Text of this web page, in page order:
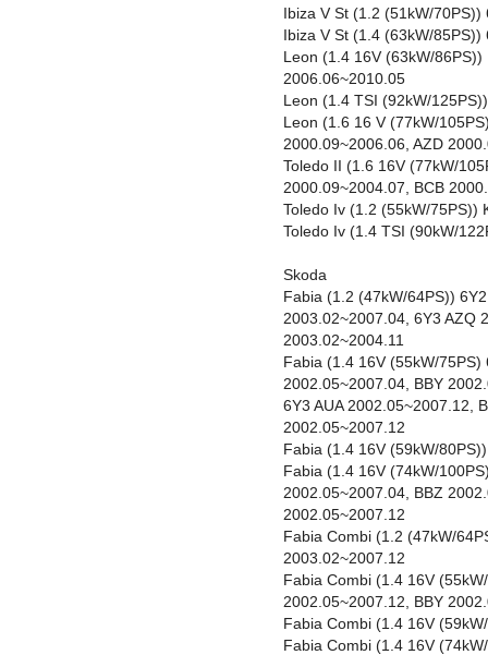
Ibiza V St (1.2 (51kW/70PS))
Ibiza V St (1.4 (63kW/
Leon (1.4 16V (63kW/
2006.06~2010.05
Leon (1.4 TSI (92kW/
Leon (1.6 16 V (77kW/
2000.09~2006.06, AZD
Toledo II (1.6 16V (77kW/
2000.09~2004.07, BCB
Toledo Iv (1.2 (55kW/75PS))
Toledo Iv (1.4 TSI (90kW/
Skoda
Fabia (1.2 (47kW/64PS))
2003.02~2007.04, 6Y3 AZQ
2003.02~2004.11
Fabia (1.4 16V (55kW/75PS)
2002.05~2007.04, BBY
6Y3 AUA 2002.05~2007.12,
2002.05~2007.12
Fabia (1.4 16V (59kW/
Fabia (1.4 16V (74kW/
2002.05~2007.04, BBZ
2002.05~2007.12
Fabia Combi (1.2 (47kW/
2003.02~2007.12
Fabia Combi (1.4 16V
2002.05~2007.12, BBY
Fabia Combi (1.4 16V
Fabia Combi (1.4 16V